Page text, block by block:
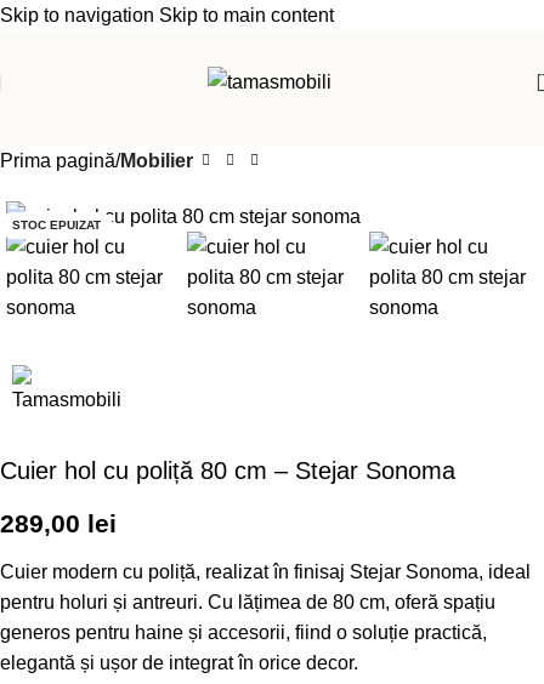
Skip to navigation Skip to main content
Prima pagină Mobilier
STOC EPUIZAT
Cuier hol cu poliță 80 cm – Stejar Sonoma
289,00 lei
Cuier modern cu poliță, realizat în finisaj Stejar Sonoma, ideal
pentru holuri și antreuri. Cu lățimea de 80 cm, oferă spațiu
generos pentru haine și accesorii, fiind o soluție practică,
elegantă și ușor de integrat în orice decor.